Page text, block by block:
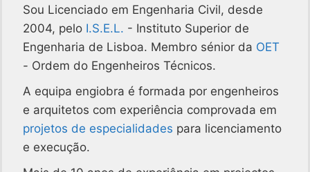
Sou Licenciado em Engenharia Civil, desde
2004, pelo I.S.E.L. - Instituto Superior de
Engenharia de Lisboa. Membro sénior da OET
- Ordem do Engenheiros Técnicos.
A equipa engiobra é formada por engenheiros
e arquitetos com experiência comprovada em
projetos de especialidades para licenciamento
e execução.